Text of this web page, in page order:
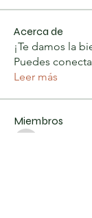
Acerca de
¡Te damos la
Puedes
Leer más
Miembros